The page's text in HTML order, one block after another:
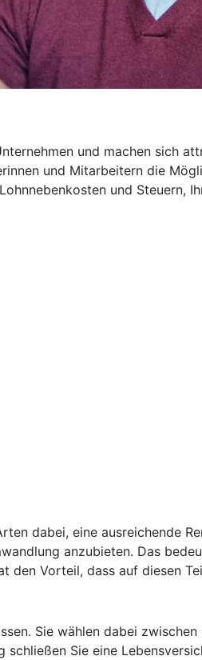
und machen sich
und Mitarbeitern die
und Steuern,
dabei, eine ausreichende
anzubieten. Das
Vorteil, dass auf diesen
Sie wählen dabei
Sie eine